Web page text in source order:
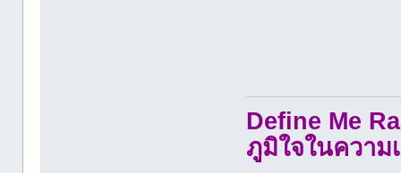
Define Me
ภูมิใจในความ